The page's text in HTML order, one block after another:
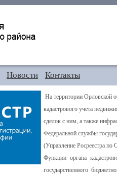
Новости Контакты
На территории Орловской
кадастрового учета
сделок с ним, а также
Федеральной службы
(Управление Росреестра по
Функции органа
государственного